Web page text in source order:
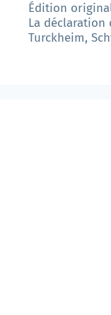
Édition
La déclaration
Turckheim,